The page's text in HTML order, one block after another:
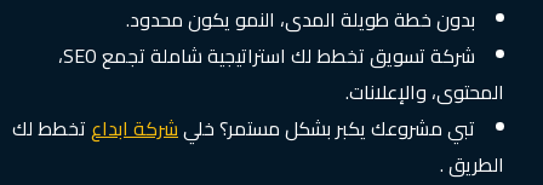
بدون خطة طويلة المدى، النمو يكون محدود.
شركة تسويق تخطط لك استراتيجية شاملة تجمع SEO،
المحتوى، والإعلانات.
تبي مشروعك يكبر بشكل مستمر؟ خليشركة ابداعتخطط لك
الطريق .